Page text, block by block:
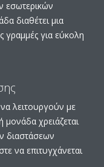
εσωτερικών
διαθέτει μια
γραμμές για εύκολη
λειτουργούν με
χρειάζεται
διαστάσεων
να επιτυγχάνεται